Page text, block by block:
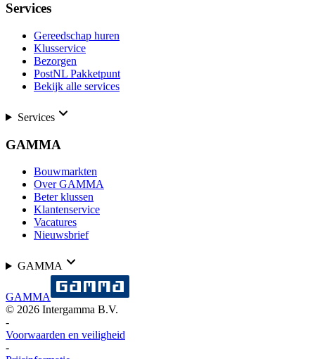
Services
Gereedschap huren
Klusservice
Bezorgen
PostNL Pakketpunt
Bekijk alle services
Services
GAMMA
Bouwmarkten
Over GAMMA
Beter klussen
Klantenservice
Vacatures
Nieuwsbrief
GAMMA
GAMMA
© 2026 Intergamma B.V.
-
Voorwaarden en veiligheid
-